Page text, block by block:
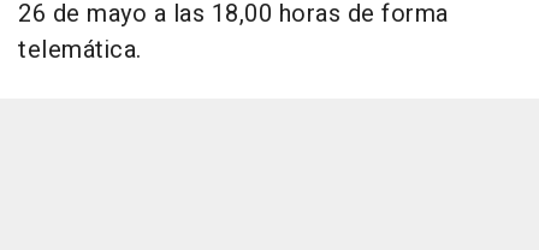
26 de mayo a las 18,00 horas de forma
telemática.